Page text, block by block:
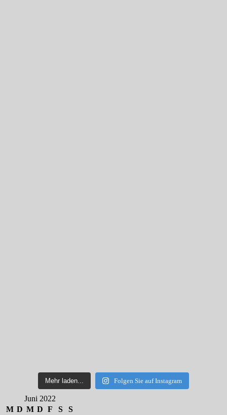
Mehr laden... Folgen Sie auf Instagram
Juni 2022
M D M D F S
S